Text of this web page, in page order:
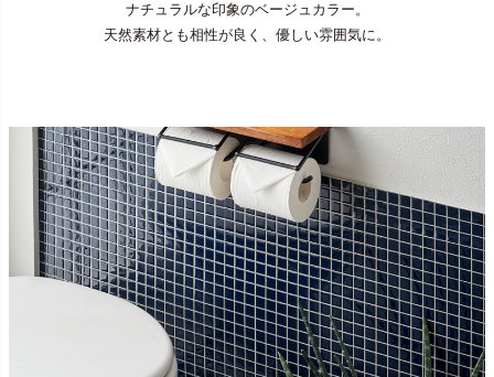
ナチュラルな印象のベージュカラー。
天然素材とも相性が良く、優しい雰囲気に。